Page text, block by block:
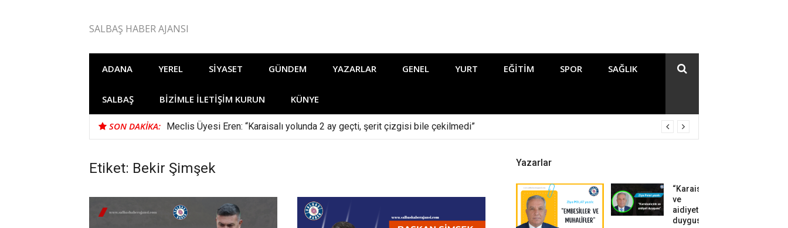
SALBAŞ HABER AJANSI
ADANA YEREL SIYASET GÜNDEM YAZARLAR GENEL YURT EĞITIM SPOR SAĞLIK
SALBAŞ BIZIMLE İLETIŞIM KURUN KÜNYE
SON DAKIKA: Meclis Üyesi Eren: “Karaisalı yolunda 2 ay geçti, şerit çizgisi bile çekilmedi”
Etiket: Bekir Şimşek Yazarlar
“Karaisalıcılık
ve
aidiyet
duygusu”